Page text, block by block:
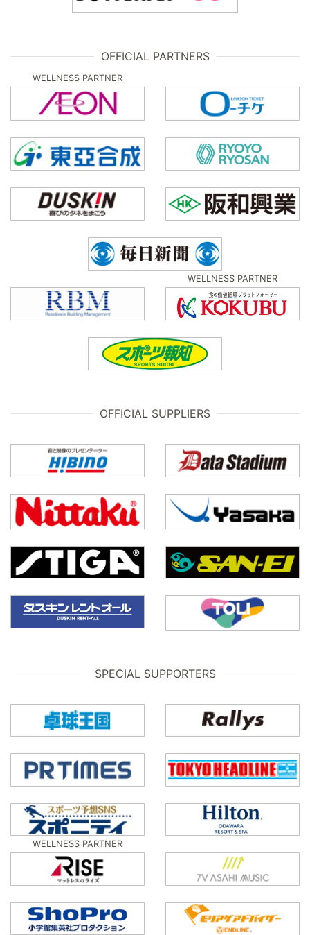
OFFICIAL PARTNERS
WELLNESS PARTNER
WELLNESS PARTNER
OFFICIAL SUPPLIERS
SPECIAL SUPPORTERS
WELLNESS PARTNER